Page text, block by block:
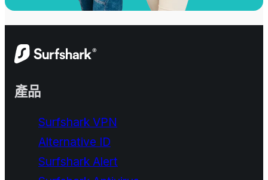
產品
Surfshark VPN
Alternative ID
Surfshark Alert